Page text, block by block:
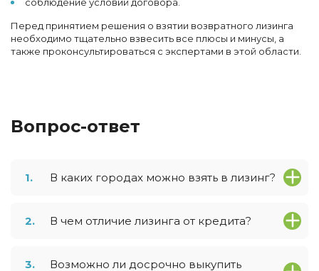
Перед принятием решения о взятии возвратного лизинга
необходимо тщательно взвесить все плюсы и минусы, а
также проконсультироваться с экспертами в этой области.
Вопрос-ответ
1. В каких городах можно взять в лизинг?
2. В чем отличие лизинга от кредита?
3.
Возможно ли досрочно выкупить